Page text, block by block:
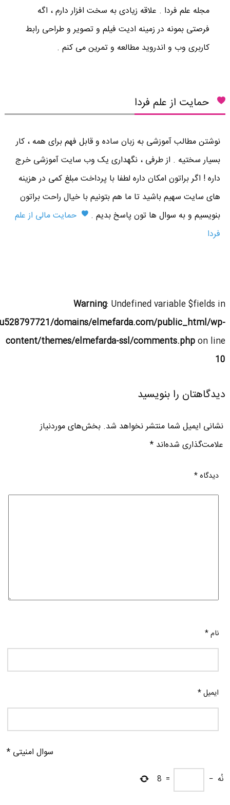
مجله علم فردا . علاقه زیادی به سخت افزار دارم ، اگه
فرصتی بمونه در زمینه ادیت فیلم و تصویر و طراحی رابط
کاربری وب و اندروید مطالعه و تمرین می کنم .
حمایت از علم فردا
نوشتن مطالب آموزشی به زبان ساده و قابل فهم برای همه ، کار
بسیار سختیه . از طرفی ، نگهداری یک وب سایت آموزشی خرج
داره ! اگر براتون امکان داره لطفا با پرداخت مبلغ کمی در هزینه
های سایت سهیم باشید تا ما هم بتونیم با خیال راحت براتون
بنویسیم و به سوال ها تون پاسخ بدیم .
حمایت مالی از علم
فردا
Warning: Undefined variable $fields in
domains/elmefarda.com/public_html/wp-
content/themes/elmefarda-ssl/comments.phpon line
10
دیدگاهتان را بنویسید
نشانی ایمیل شما منتشر نخواهد شد. بخش‌های موردنیاز
علامت‌گذاری شده‌اند*
دیدگاه*
نام*
ایمیل*
سوال امنیتی *
نُه −
=
8